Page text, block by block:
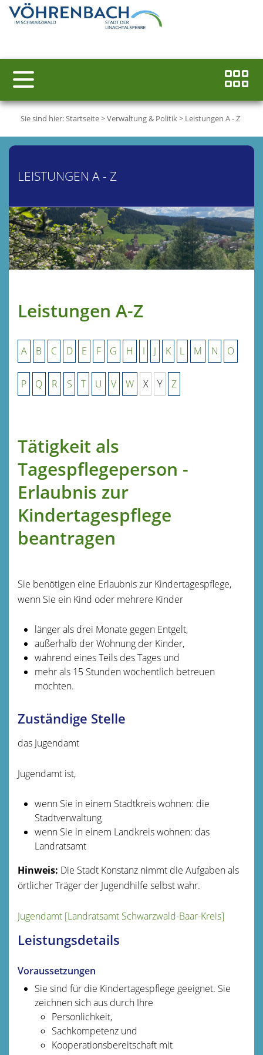
Sie sind hier:Startseite>Verwaltung & Politik> Leistungen A - Z
LEISTUNGEN A - Z
Leistungen A-Z
A B C D E F G H I J K L M N O
P Q R S T U V W X Y Z
Tätigkeit als
Tagespflegeperson -
Erlaubnis zur
Kindertagespflege
beantragen
Sie benötigen eine Erlaubnis zur Kindertagespflege,
wenn Sie ein Kind oder mehrere Kinder
länger als drei Monate gegen Entgelt,
außerhalb der Wohnung der Kinder,
während eines Teils des Tages und
mehr als 15 Stunden wöchentlich betreuen
möchten.
Zuständige Stelle
das Jugendamt
Jugendamt ist,
wenn Sie in einem Stadtkreis wohnen: die
Stadtverwaltung
wenn Sie in einem Landkreis wohnen: das
Landratsamt
Hinweis: Die Stadt Konstanz nimmt die Aufgaben als
örtlicher Träger der Jugendhilfe selbst wahr.
Jugendamt [Landratsamt Schwarzwald-Baar-Kreis]
Leistungsdetails
Voraussetzungen
Sie sind für die Kindertagespflege geeignet. Sie
zeichnen sich aus durch Ihre
Persönlichkeit,
Sachkompetenz und
Kooperationsbereitschaft mit